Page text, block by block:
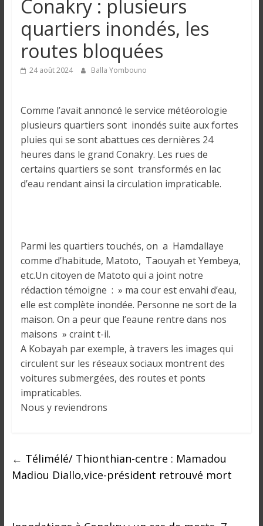
n
g
u
e
r
l
Conakry : plusieurs
quartiers inondés, les
routes bloquées
24 août 2024 Balla Yombouno
Comme l’avait annoncé le service météorologie
plusieurs quartiers sont inondés suite aux fortes
pluies qui se sont abattues ces dernières 24
heures dans le grand Conakry. Les rues de
certains quartiers se sont transformés en lac
d’eau rendant ainsi la circulation impraticable.
Parmi les quartiers touchés, on a Hamdallaye
comme d’habitude, Matoto, Taouyah et Yembeya,
etc.Un citoyen de Matoto qui a joint notre
rédaction témoigne : » ma cour est envahi d’eau,
elle est complète inondée. Personne ne sort de la
maison. On a peur que l’eaune rentre dans nos
maisons » craint t-il.
A Kobayah par exemple, à travers les images qui
circulent sur les réseaux sociaux montrent des
voitures submergées, des routes et ponts
impraticables.
Nous y reviendrons
← Télimélé/ Thionthian-centre : Mamadou
Madiou Diallo,vice-président retrouvé mort